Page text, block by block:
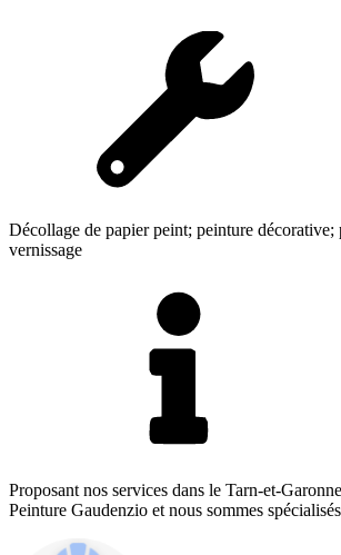
Décollage de papier peint; peinture décorative;
vernissage
Proposant nos services dans le Tarn-et-
Peinture Gaudenzio et nous sommes